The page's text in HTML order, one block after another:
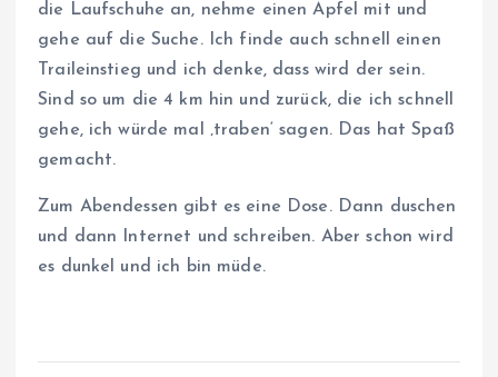
die Laufschuhe an, nehme einen Apfel mit und
gehe auf die Suche. Ich finde auch schnell einen
Traileinstieg und ich denke, dass wird der sein.
Sind so um die 4 km hin und zurück, die ich schnell
gehe, ich würde mal ‚traben‘ sagen. Das hat Spaß
gemacht.
Zum Abendessen gibt es eine Dose. Dann duschen
und dann Internet und schreiben. Aber schon wird
es dunkel und ich bin müde.